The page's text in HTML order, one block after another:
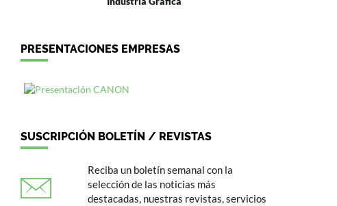
PRESENTACIONES EMPRESAS
SUSCRIPCIÓN BOLETÍN / REVISTAS
Reciba un boletín semanal con la
selección de las noticias más
destacadas, nuestras revistas, servicios